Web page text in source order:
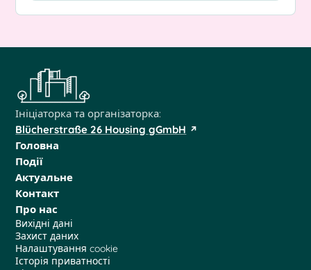
Ініціаторка та організаторка:
Blücherstraße 26 Housing gGmbH
Головна
Події
Актуальне
Контакт
Про нас
Вихідні дані
Захист даних
Налаштування cookie
Історія приватності